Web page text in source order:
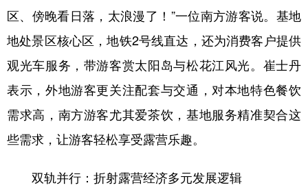
区、傍晚看日落，太浪漫了！”一位南方游客说。基地
地处景区核心区，地铁2号线直达，还为消费客户提供
观光车服务，带游客赏太阳岛与松花江风光。崔士丹
表示，外地游客更关注配套与交通，对本地特色餐饮
需求高，南方游客尤其爱茶饮，基地服务精准契合这
些需求，让游客轻松享受露营乐趣。
双轨并行：折射露营经济多元发展逻辑